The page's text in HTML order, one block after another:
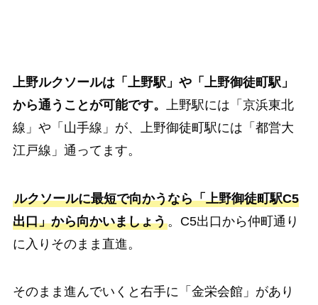
上野ルクソールは「上野駅」や「上野御徒町駅」
から通うことが可能です。
上野駅には「京浜東北
線」や「山手線」が、上野御徒町駅には「都営大
江戸線」通ってます。
ルクソールに最短で向かうなら「上野御徒町駅C5
出口」から向かいましょう。C5出口から仲町通り
に入りそのまま直進。
そのまま進んでいくと右手に「金栄会館」があり